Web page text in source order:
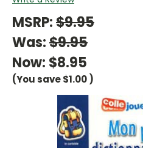
MSRP:$9.95
Was:$9.95
Now: $8.95
(You save$1.00)